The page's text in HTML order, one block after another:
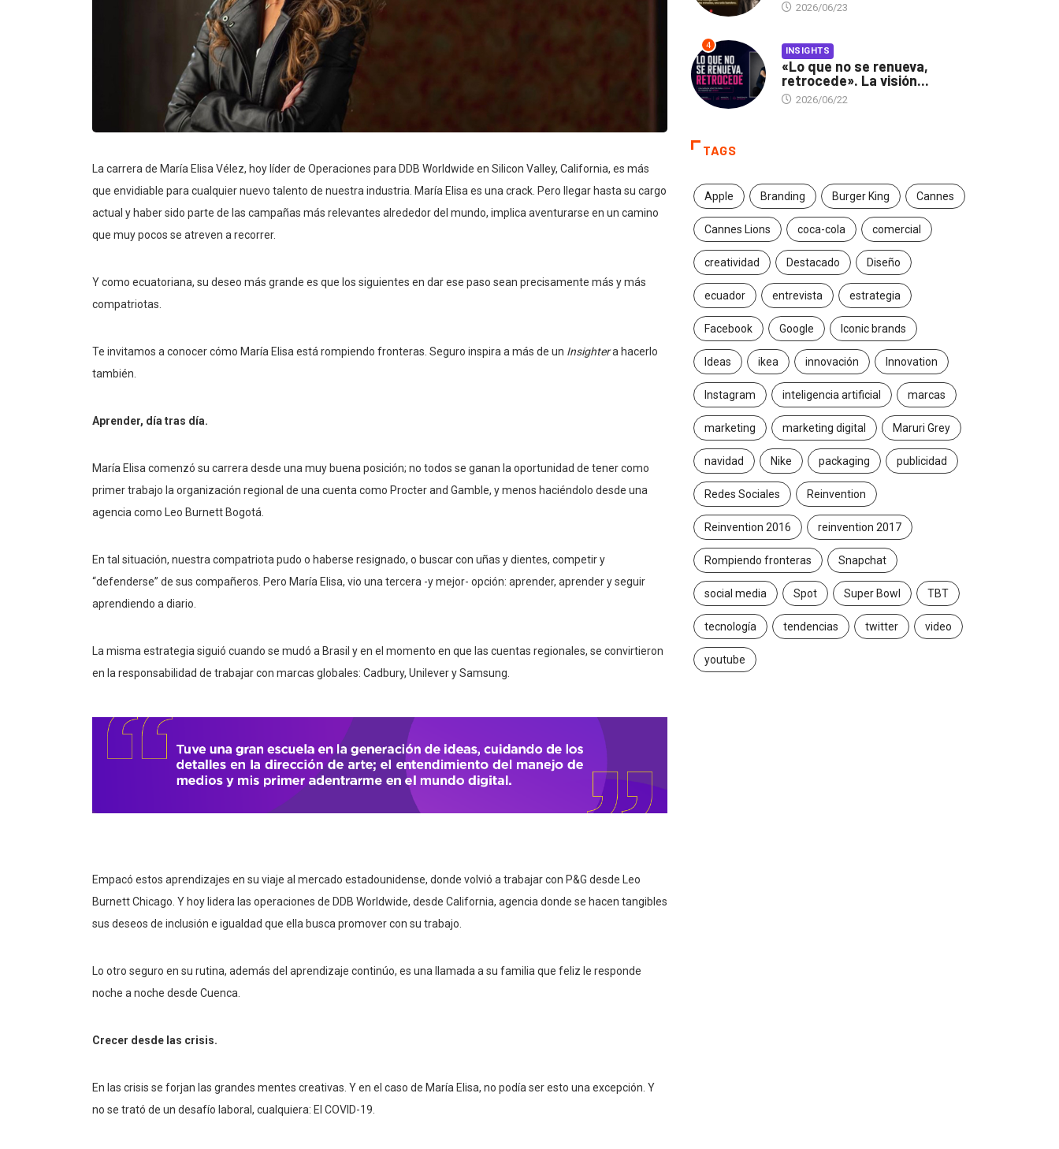
La carrera de María Elisa Vélez, hoy líder de Operaciones para DDB Worldwide en Silicon Valley, California, es más
que envidiable para cualquier nuevo talento de nuestra industria. María Elisa es una crack. Pero llegar hasta su cargo
actual y haber sido parte de las campañas más relevantes alrededor del mundo, implica aventurarse en un camino
que muy pocos se atreven a recorrer.
Y como ecuatoriana, su deseo más grande es que los siguientes en dar ese paso sean precisamente más y más
compatriotas.
Te invitamos a conocer cómo María Elisa está rompiendo fronteras. Seguro inspira a más de un Insightera hacerlo
también.
Aprender, día tras día.
María Elisa comenzó su carrera desde una muy buena posición; no todos se ganan la oportunidad de tener como
primer trabajo la organización regional de una cuenta como Procter and Gamble, y menos haciéndolo desde una
agencia como Leo Burnett Bogotá.
En tal situación, nuestra compatriota pudo o haberse resignado, o buscar con uñas y dientes, competir y
“defenderse” de sus compañeros. Pero María Elisa, vio una tercera -y mejor- opción: aprender, aprender y seguir
aprendiendo a diario.
La misma estrategia siguió cuando se mudó a Brasil y en el momento en que las cuentas regionales, se convirtieron
en la responsabilidad de trabajar con marcas globales: Cadbury, Unilever y Samsung.
Empacó estos aprendizajes en su viaje al mercado estadounidense, donde volvió a trabajar con P&G desde Leo
Burnett Chicago. Y hoy lidera las operaciones de DDB Worldwide, desde California, agencia donde se hacen tangibles
sus deseos de inclusión e igualdad que ella busca promover con su trabajo.
Lo otro seguro en su rutina, además del aprendizaje continúo, es una llamada a su familia que feliz le responde
noche a noche desde Cuenca.
Crecer desde las crisis.
En las crisis se forjan las grandes mentes creativas. Y en el caso de María Elisa, no podía ser esto una excepción. Y
no se trató de un desafío laboral, cualquiera: El COVID-19.
2026/06/23
4 INSIGHTS
«Lo que no se renueva,
retrocede». La visión...
2026/06/22
TAGS
Apple Branding Burger King Cannes
Cannes Lions coca-cola comercial
creatividad Destacado Diseño
ecuador entrevista estrategia
Facebook Google Iconic brands
Ideas ikea innovación Innovation
Instagram inteligencia artificial marcas
marketing marketing digital Maruri Grey
navidad Nike packaging publicidad
Redes Sociales Reinvention
Reinvention 2016 reinvention 2017
Rompiendo fronteras Snapchat
social media Spot Super Bowl TBT
tecnología tendencias twitter video
youtube